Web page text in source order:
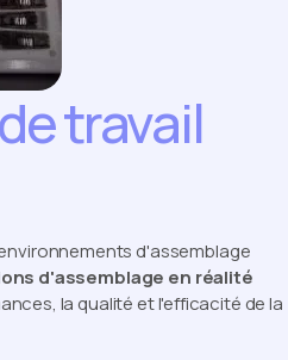
travail
d'assemblage
d'assemblage en réalité
la qualité et l'efficacité de la